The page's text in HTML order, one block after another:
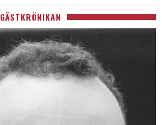
GÄSTKRÖNIKAN